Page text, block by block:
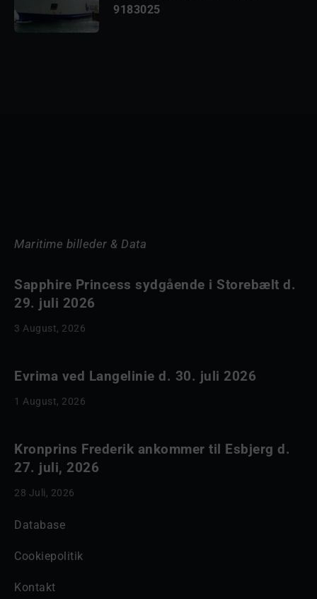
9183025
Maritime billeder & Data
Sapphire Princess sydgående i Storebælt d.
29. juli 2026
3 August, 2026
Evrima ved Langelinie d. 30. juli 2026
1 August, 2026
Kronprins Frederik ankommer til Esbjerg d.
27. juli, 2026
28 Juli, 2026
Database
Cookiepolitik
Kontakt